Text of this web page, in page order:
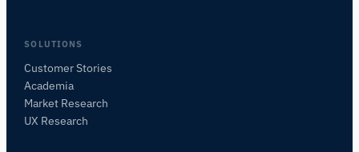
SOLUTIONS
Customer Stories
Academia
Market Research
UX Research